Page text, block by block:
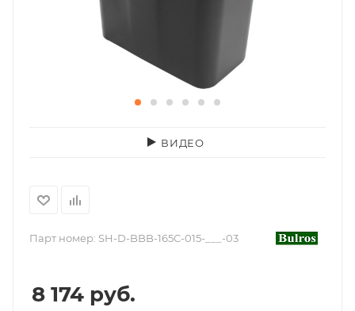
ВИДЕО
Парт номер: SH-D-BBB-165C-015-___-03
8 174 руб.